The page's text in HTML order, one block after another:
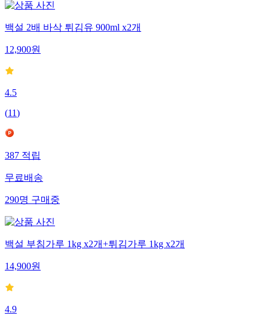
백설 2배 바삭 튀김유 900ml x2개
12,900원
4.5
(11)
387적립
무료배송
290명구매중
백설 부침가루 1kg x2개+튀김가루 1kg x2개
14,900원
4.9